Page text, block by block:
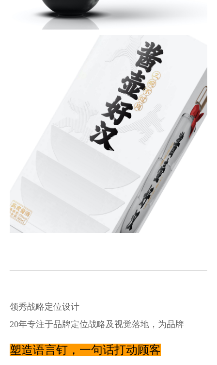
领秀战略定位设计
20年专注于品牌定位战略及视觉落地，为品牌
塑造语言钉，一句话打动顾客